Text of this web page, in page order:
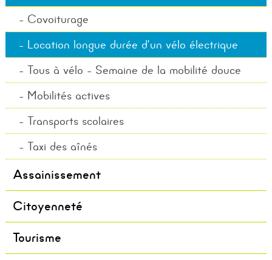
Covoiturage
Location longue durée d’un vélo électrique
Tous à vélo - Semaine de la mobilité douce
Mobilités actives
Transports scolaires
Taxi des aînés
Assainissement
Citoyenneté
Tourisme